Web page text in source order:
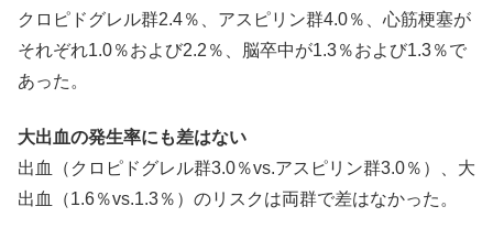
クロピドグレル群2.4％、アスピリン群4.0％、心筋梗塞が
それぞれ1.0％および2.2％、脳卒中が1.3％および1.3％で
あった。
大出血の発生率にも差はない
出血（クロピドグレル群3.0％vs.アスピリン群3.0％）、大
出血（1.6％vs.1.3％）のリスクは両群で差はなかった。